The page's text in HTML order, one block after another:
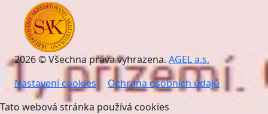
2026 © Všechna práva vyhrazena. AGEL a.s.
Nastavení cookies
Ochrana osobních údajů
Tato webová stránka používá cookies